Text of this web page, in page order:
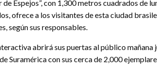
de Espejos”, con 1,300 metros cuadrados de
ofrece a los visitantes de esta ciudad
según sus responsables.
abrirá sus puertas al público mañana
Suramérica con sus cerca de 2,000